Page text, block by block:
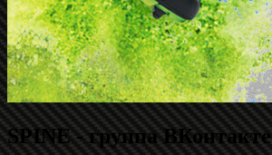
SPINE - группа ВКонтакте